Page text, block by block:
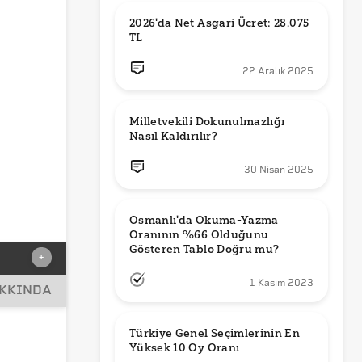
+
2026'da Net Asgari Ücret: 28.075
TL
22 Aralık 2025
Milletvekili Dokunulmazlığı
Nasıl Kaldırılır?
30 Nisan 2025
Osmanlı'da Okuma-Yazma
Oranının %66 Olduğunu
Gösteren Tablo Doğru mu?
1 Kasım 2023
Türkiye Genel Seçimlerinin En
Yüksek 10 Oy Oranı